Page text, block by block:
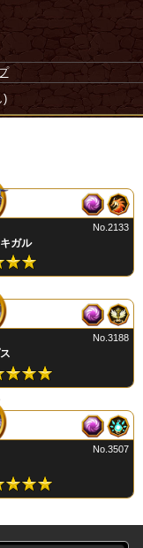
)
ガル
No.2133
No.3188
No.3507